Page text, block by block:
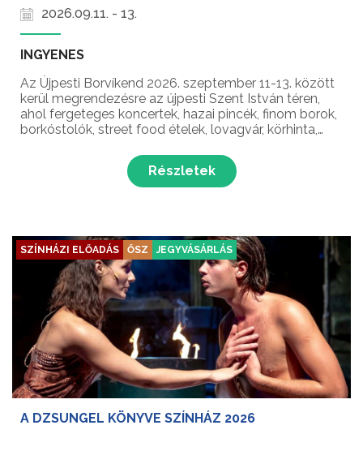
2026.09.11. - 13.
INGYENES
Az Újpesti Borvíkend 2026. szeptember 11-13. között
kerül megrendezésre az újpesti Szent István téren,
ahol fergeteges koncertek, hazai pincék, finom borok,
borkóstolók, street food ételek, lovagvár, körhinta,
látogatókat Újpest legnépszerűbb borf...
Részletek
SZÍNHÁZI ELŐADÁS ŐSZ JEGYVÁSÁRLÁS
A DZSUNGEL KÖNYVE SZÍNHÁZ 2026